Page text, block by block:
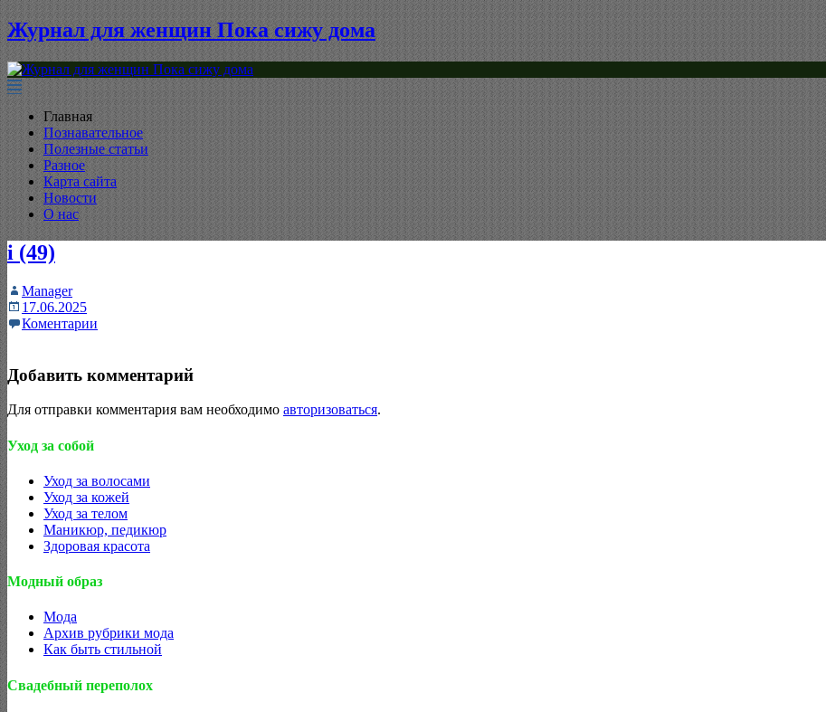
Журнал для женщин Пока сижу дома
Главная
Познавательное
Полезные статьи
Разное
Карта сайта
Новости
О нас
i (49)
Manager
17.06.2025
Коментарии
Добавить комментарий
Для отправки комментария вам необходимо авторизоваться.
Уход за собой
Уход за волосами
Уход за кожей
Уход за телом
Маникюр, педикюр
Здоровая красота
Модный образ
Мода
Архив рубрики мода
Как быть стильной
Свадебный переполох